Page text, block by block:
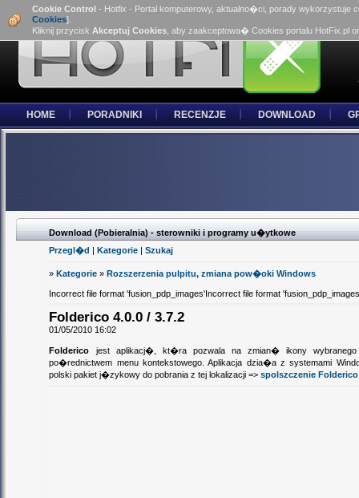
Cookie Control - Hotfix - Portal komputerowy, aktualno�ci, porady wykorzystuje
Cookies].
Kliknij przycisk Akceptuj Cookies , aby zaakceptowa� Cookies portalu HotFix.pl
HOME PORADNIKI RECENZJE DOWNLOAD
Download (Pobieralnia) - sterowniki i programy u�ytkowe
Przegl�d |Kategorie |Szukaj
»Kategorie »Rozszerzenia pulpitu, zmiana pow�oki Windows
Incorrect file format 'fusion_pdp_images'Incorrect file format
Folderico 4.0.0 / 3.7.2
01/05/2010 16:02
Folderico jest aplikacj�, kt�ra pozwala na zmian� ikony
po�rednictwem menu kontekstowego. Aplikacja dzia�a z systemami
polski pakiet j�zykowy do pobrania z tej lokalizacji =>spolszczenie Folderico